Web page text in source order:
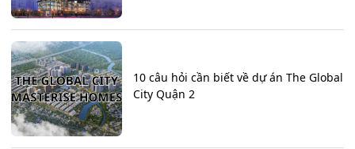
10 câu hỏi cần biết về dự án The Global
City Quận 2